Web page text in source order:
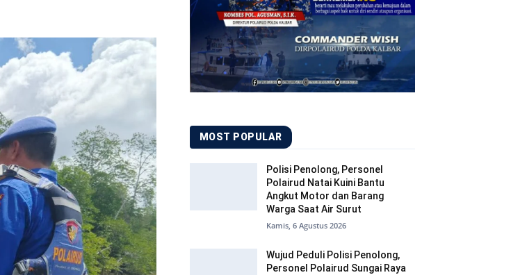
MOST POPULAR
Polisi Penolong, Personel
Polairud Natai Kuini Bantu
Angkut Motor dan Barang
Warga Saat Air Surut
Kamis, 6 Agustus 2026
Wujud Peduli Polisi Penolong,
Personel Polairud Sungai Raya